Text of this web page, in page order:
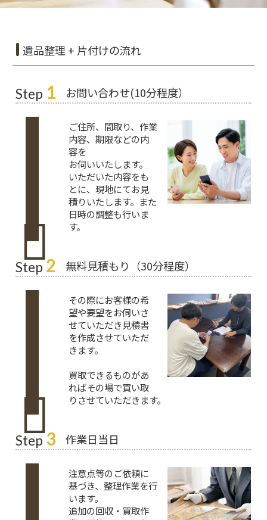
遺品整理 + 片付けの流れ
Step 1 お問い合わせ(10分程度）
ご住所、間取り、作業
内容、期限などの内
容を
お伺いいたします。
いただいた内容をも
とに、現地にてお見
積りいたします。また
日時の調整も行いま
す。
Step 2 無料見積もり（30分程度）
その際にお客様の希
望や要望をお伺いさ
せていただき見積書
を作成させていただ
きます。
買取できるものがあ
ればその場で買い取
りさせていただきます。
Step 3 作業日当日
注意点等のご依頼に
基づき、整理作業を行
います。
追加の回収・買取作